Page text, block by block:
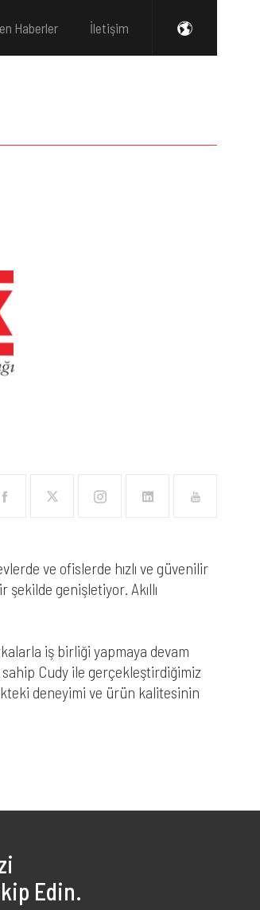
Haberler İletişim
ve ofislerde hızlı ve güvenilir
şekilde genişletiyor. Akıllı
iş birliği yapmaya devam
Cudy ile gerçekleştirdiğimiz
deneyimi ve ürün kalitesinin
Edin.